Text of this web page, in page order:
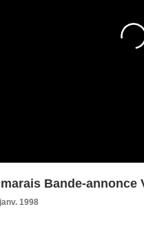
Bande-annonce
1998